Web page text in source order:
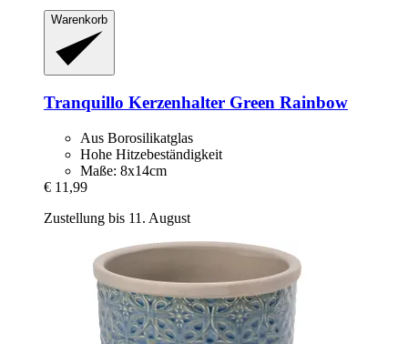
Warenkorb
Tranquillo Kerzenhalter Green Rainbow
Aus Borosilikatglas
Hohe Hitzebeständigkeit
Maße: 8x14cm
€ 11,99
Zustellung bis 11. August